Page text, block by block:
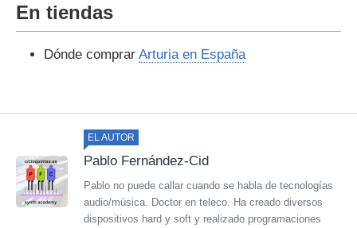
En tiendas
Dónde comprar Arturia en España
EL AUTOR
Pablo Fernández-Cid
Pablo no puede callar cuando se habla de tecnologías
audio/música. Doctor en teleco. Ha creado diversos
dispositivos hard y soft y realizado programaciones